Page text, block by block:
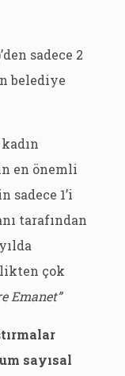
sadece 2
belediye
en önemli
1’i
tarafından
çok
Emanet”
sayısal